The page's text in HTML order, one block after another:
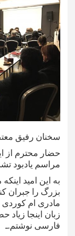
سخنان رفیق
حضار محترم از
مراسم یادبود
به این امید
بزرگ را جبران
مادری ام
زبان اینجا زیاد
فارسی نوشتم.ـ